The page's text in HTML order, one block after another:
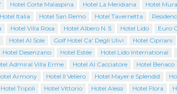
Hotel Corte Malaspina Hotel La Meridiana
Hotel Mura
Hotel Italia Hotel San Remo Hotel Tavernetta
Hotel Villa Rosa Hotel Albero N. 5 Hotel Lido
Euro
Hotel Al Sole Golf Hotel Ca' Degli Ulivi Hotel Cipriani
Hotel Desenzano Hotel Estée Hotel Lido International
Admiral Villa Erme Hotel Al Cacciatore Hotel Benaco
Armony Hotel Il Veliero Hotel Mayer e Splendid
Hotel Tripoli Hotel Vittorio Hotel Alessi Hotel Flora